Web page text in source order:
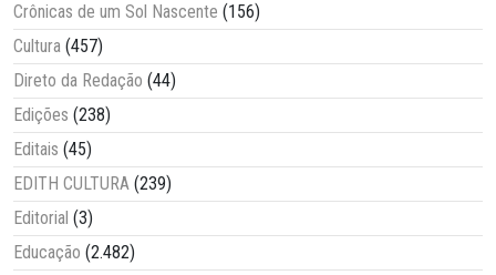
Crônicas de um Sol Nascente (156)
Cultura (457)
Direto da Redação (44)
Edições (238)
Editais (45)
EDITH CULTURA (239)
Editorial (3)
Educação (2.482)